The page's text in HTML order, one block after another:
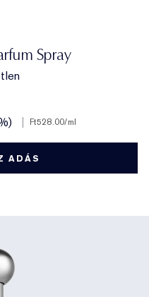
Spray
Ft528.00/ml
ADÁS